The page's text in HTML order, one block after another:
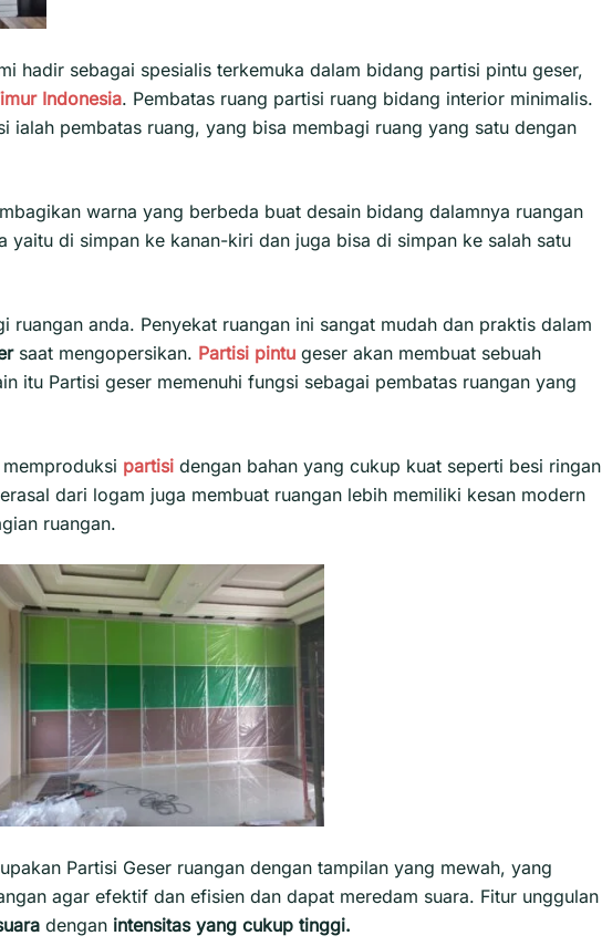
hadir sebagai spesialis terkemuka dalam bidang partisi pintu geser,
Indonesia. Pembatas ruang partisi ruang bidang interior minimalis.
ialah pembatas ruang, yang bisa membagi ruang yang satu dengan
warna yang berbeda buat desain bidang dalamnya ruangan
yaitu di simpan ke kanan-kiri dan juga bisa di simpan ke salah satu
ruangan anda. Penyekat ruangan ini sangat mudah dan praktis dalam
saat mengopersikan. Partisi pintu geser akan membuat sebuah
itu Partisi geser memenuhi fungsi sebagai pembatas ruangan yang
partisi dengan bahan yang cukup kuat seperti besi ringan
dari logam juga membuat ruangan lebih memiliki kesan modern
ruangan.
Partisi Geser ruangan dengan tampilan yang mewah, yang
agar efektif dan efisien dan dapat meredam suara. Fitur unggulan
dengan intensitas yang cukup tinggi.